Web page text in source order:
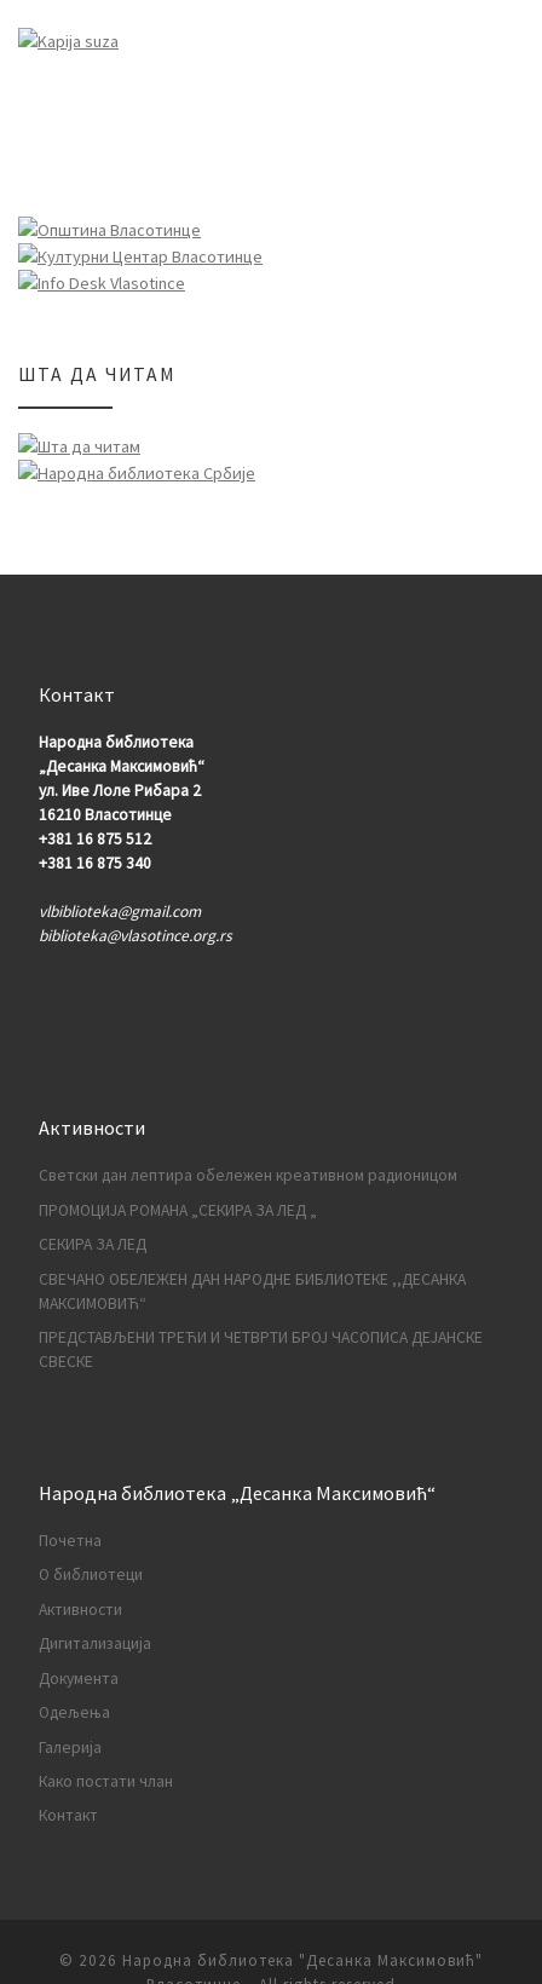
ШТА ДА ЧИТАМ
Контакт
Народна библиотека
„Десанка Максимовић“
ул. Иве Лоле Рибара 2
16210 Власотинце
+381 16 875 512
+381 16 875 340
vlbiblioteka@gmail.com
biblioteka@vlasotince.org.rs
Активности
Светски дан лептира обележен креативном радионицом
ПРОМОЦИЈА РОМАНА „СЕКИРА ЗА ЛЕД „
СЕКИРА ЗА ЛЕД
СВЕЧАНО ОБЕЛЕЖЕН ДАН НАРОДНЕ БИБЛИОТЕКЕ ,,ДЕСАНКА
МАКСИМОВИЋ“
ПРЕДСТАВЉЕНИ ТРЕЋИ И ЧЕТВРТИ БРОЈ ЧАСОПИСА ДЕЈАНСКЕ
СВЕСКЕ
Народна библиотека „Десанка Максимовић“
Почетна
О библиотеци
Активности
Дигитализација
Документа
Одељења
Галерија
Како постати члан
Контакт
© 2026 Народна библиотека "Десанка Максимовић"